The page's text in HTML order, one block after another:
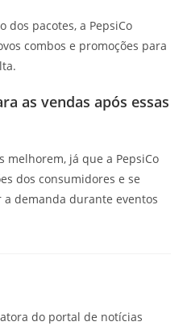
dos pacotes, a PepsiCo
combos e promoções para
as vendas após essas
melhorem, já que a PepsiCo
dos consumidores e se
demanda durante eventos
do portal de notícias